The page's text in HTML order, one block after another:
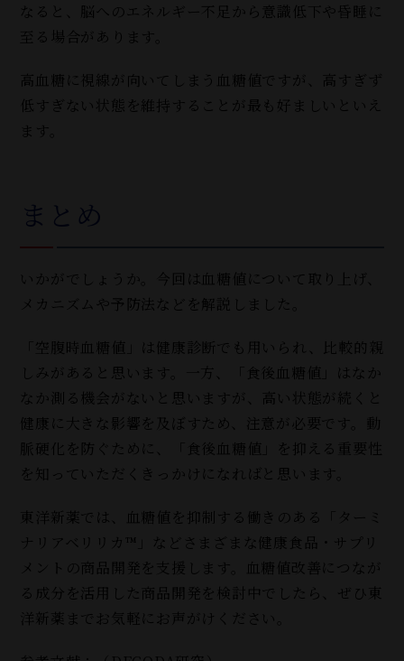
なると、脳へのエネルギー不足から意識低下や昏睡に
至る場合があります。
高血糖に視線が向いてしまう血糖値ですが、高すぎず
低すぎない状態を維持することが最も好ましいといえ
ます。
まとめ
いかがでしょうか。今回は血糖値について取り上げ、
メカニズムや予防法などを解説しました。
「空腹時血糖値」は健康診断でも用いられ、比較的親
しみがあると思います。一方、「食後血糖値」はなか
なか測る機会がないと思いますが、高い状態が続くと
健康に大きな影響を及ぼすため、注意が必要です。動
脈硬化を防ぐために、「食後血糖値」を抑える重要性
を知っていただくきっかけになればと思います。
東洋新薬では、血糖値を抑制する働きのある「ターミ
ナリアベリリカ™」などさまざまな健康食品・サプリ
メントの商品開発を支援します。血糖値改善につなが
る成分を活用した商品開発を検討中でしたら、ぜひ東
洋新薬までお気軽にお声がけください。